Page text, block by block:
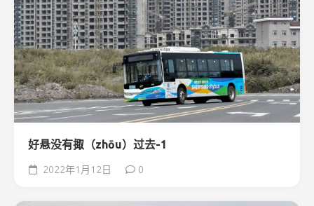
好悬没有掫（zhōu）过去-1
2022年1月12日 0